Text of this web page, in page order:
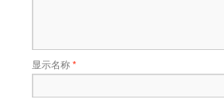
显示名称*